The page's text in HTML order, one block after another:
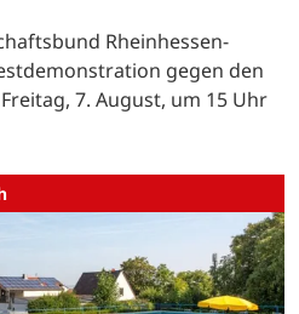
Rheinhessen-
gegen den
7. August, um 15 Uhr